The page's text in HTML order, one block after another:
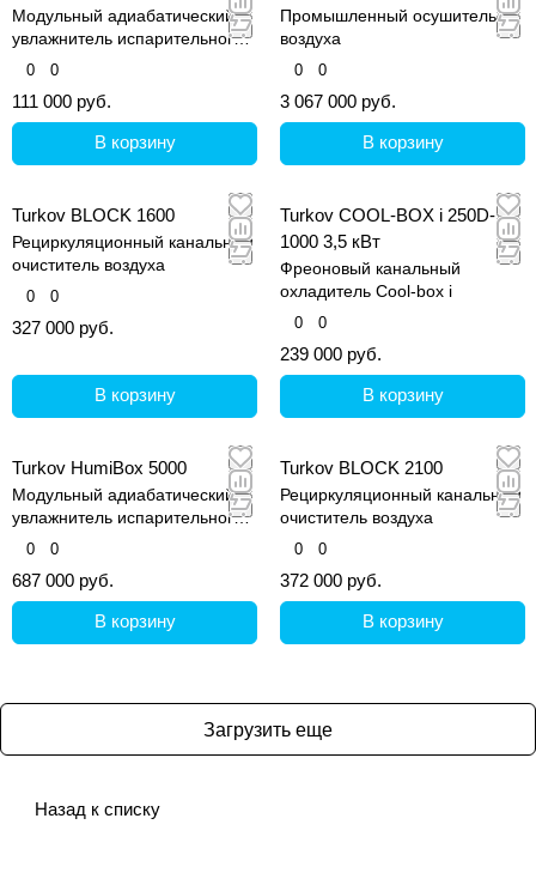
Модульный адиабатический
увлажнитель испарительного
типа
0 0
111 000 руб.
В корзину
Промышленный осушитель
воздуха
0 0
3 067 000 руб.
В корзину
Turkov BLOCK 1600
Рециркуляционный канальный
очиститель воздуха
0 0
327 000 руб.
В корзину
Turkov COOL-BOX i 250D-
1000 3,5 кВт
Фреоновый канальный
охладитель Cool-box i
0 0
239 000 руб.
В корзину
Turkov HumiBox 5000
Модульный адиабатический
увлажнитель испарительного
типа
0 0
687 000 руб.
В корзину
Turkov BLOCK 2100
Рециркуляционный канальный
очиститель воздуха
0 0
372 000 руб.
В корзину
Загрузить еще
Назад к списку